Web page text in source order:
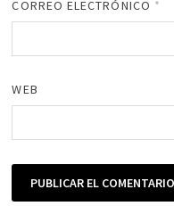
CORREO ELECTRÓNICO *
WEB